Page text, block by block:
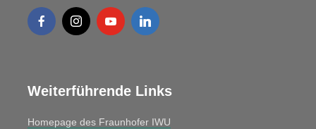
Weiterführende Links
Homepage des Fraunhofer IWU